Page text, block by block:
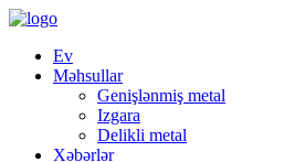
Ev
Məhsullar
Genişlənmiş metal
Izgara
Delikli metal
Xəbərlər